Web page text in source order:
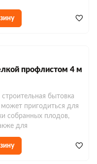
профлистом 4 м
бытовка
пригодиться для
собранных плодов,
для